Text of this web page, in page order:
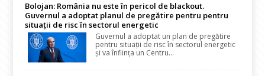
Bolojan: România nu este în pericol de blackout.
Guvernul a adoptat planul de pregătire pentru pentru
situații de risc în sectorul energetic
Guvernul a adoptat un plan de pregătire
pentru situații de risc în sectorul energetic
și va înființa un Centru...